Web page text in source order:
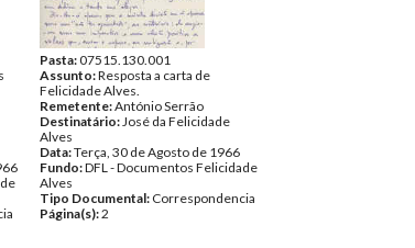
Pasta:07515.130.001
Assunto:Resposta a carta de
Felicidade Alves.
Remetente:António Serrão
Destinatário:José da Felicidade
Alves
Data:Terça, 30 de Agosto de 1966
Fundo:DFL - Documentos Felicidade
Alves
Tipo Documental: Correspondencia
Página(s):2